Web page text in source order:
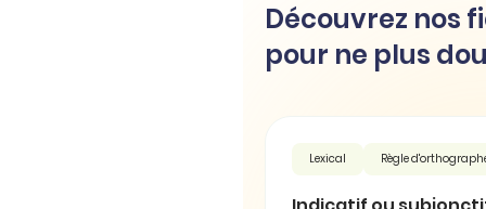
Découvrez nos
pour ne plus
Lexical Règle